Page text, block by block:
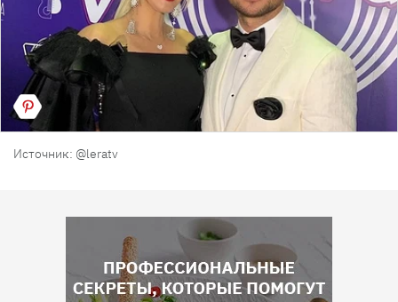
Источник: @leratv